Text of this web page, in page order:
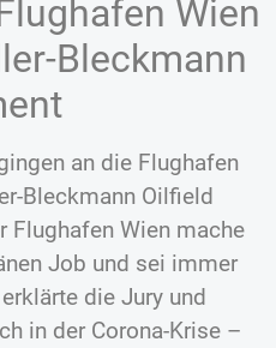
Wien
Bleckmann
an die Flughafen
Bleckmann Oilfield
Flughafen Wien mache
Job und sei immer
die Jury und
in der Corona-Krise –